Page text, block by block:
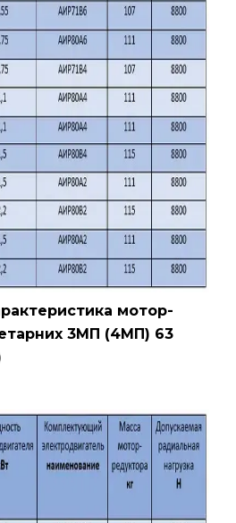
мотор-
3МП (4МП) 63